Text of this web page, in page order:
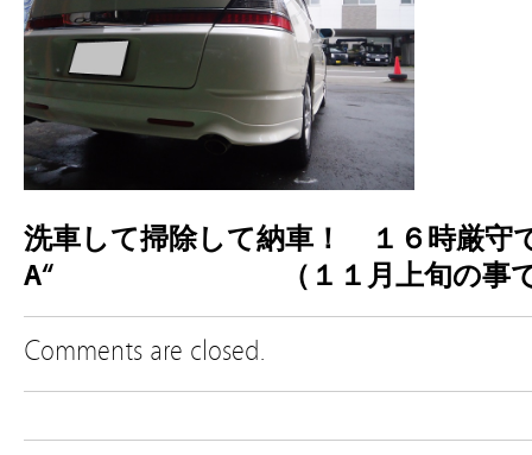
洗車して掃除して納車！ １６時厳守
A“
（１１月上旬の事
Comments are closed.